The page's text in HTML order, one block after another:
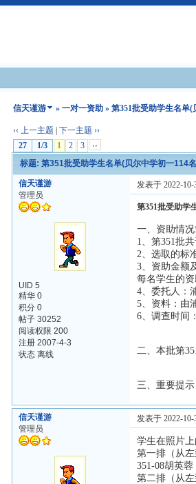
信天谨游 »一对一资助 » 第351批受助学生名单
‹‹ 上一主题 |下一主题 ››
27
1/3 1 2 3 ››
标题: 第351批受助学生名单(贝尔中学初一114
信天谨游
管理员
UID 5
精华 0
积分 0
帖子 30252
阅读权限 200
注册 2007-4-3
状态 离线
发表于 2022-10-
第351批受助学
一、资助情
1、第351批
2、选取的标
3、资助金额
每名学生的
4、委托人：
5、资料：由
6、调查时间
二、本批第
三、重要提
信天谨游
管理员
发表于 2022-10-
学生在照片
第一排（从左
351-08胡英
第二排（从左